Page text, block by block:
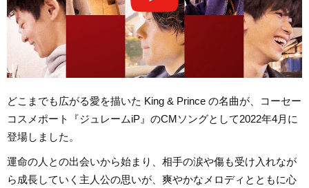
どこまでも広がる愛を描いた King & Prince の名曲が、コーセー
コスメポート『ジュレームiP』のCMソングとして2022年4月に
登場しました。
運命の人との出会いから始まり、相手の涙や傷も受け入れなが
ら成長していく主人公の思いが、爽やかなメロディとともに心